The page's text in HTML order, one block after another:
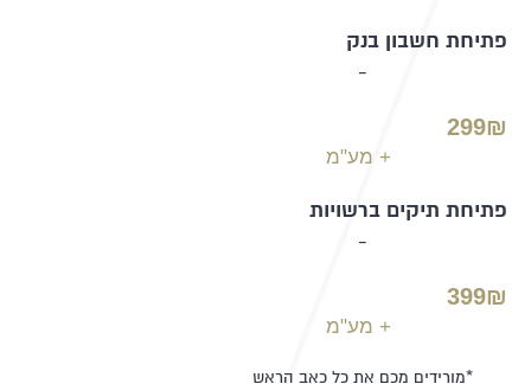
פתיחת חשבון בנק
-
299₪
+ מע"מ
פתיחת תיקים ברשויות
-
399₪
+ מע"מ
*מורידים מכם את כל כאב הראש